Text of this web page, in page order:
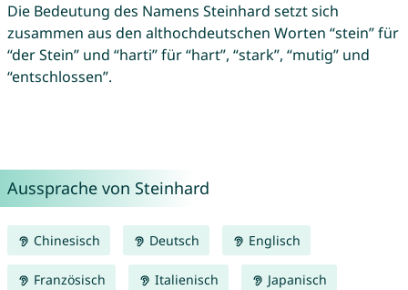
Die Bedeutung des Namens Steinhard setzt sich
zusammen aus den althochdeutschen Worten “stein” für
“der Stein” und “harti” für “hart”, “stark”, “mutig” und
“entschlossen”.
Aussprache von Steinhard
Chinesisch Deutsch Englisch
Französisch Italienisch Japanisch